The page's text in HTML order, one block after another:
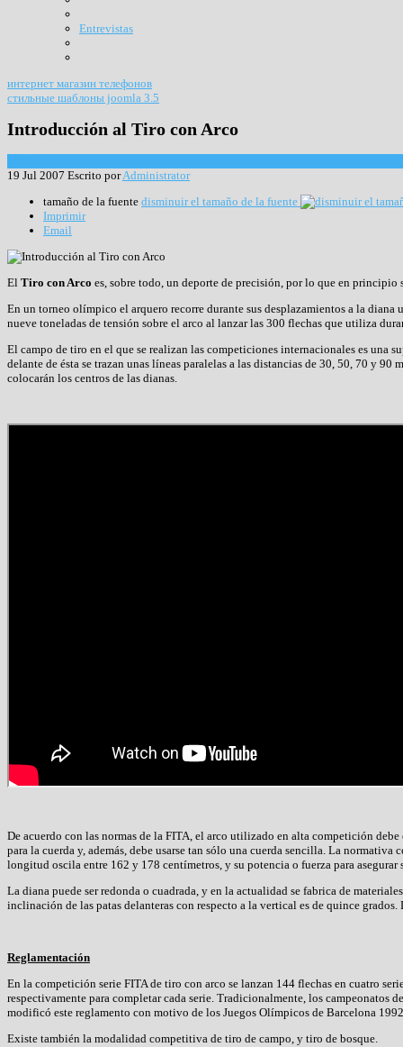
Entrevistas
интернет магазин телефонов
стильные шаблоны joomla 3.5
Introducción al Tiro con Arco
19 Jul 2007 Escrito porAdministrator
tamaño de la fuente disminuir el tamaño de la fuente
Imprimir
Email
El Tiro con Arco es, sobre todo, un deporte de precisión, por lo que en
En un torneo olímpico el arquero recorre durante sus desplazamientos a la
nueve toneladas de tensión sobre el arco al lanzar las 300 flechas que utiliza
El campo de tiro en el que se realizan las competiciones internacionales es una
delante de ésta se trazan unas líneas paralelas a las distancias de 30, 50, 70 y
colocarán los centros de las dianas.
De acuerdo con las normas de la FITA, el arco utilizado en alta competición
para la cuerda y, además, debe usarse tan sólo una cuerda sencilla. La
longitud oscila entre 162 y 178 centímetros, y su potencia o fuerza para
La diana puede ser redonda o cuadrada, y en la actualidad se fabrica de
inclinación de las patas delanteras con respecto a la vertical es de quince
Reglamentación
En la competición serie FITA de tiro con arco se lanzan 144 flechas en cuatro
respectivamente para completar cada serie. Tradicionalmente, los campeonatos
modificó este reglamento con motivo de los Juegos Olímpicos de Barcelona
Existe también la modalidad competitiva de tiro de campo, y tiro de bosque.